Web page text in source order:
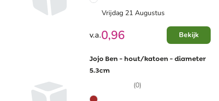
Vrijdag 21 Augustus
v.a.0,96 Bekijk
Jojo Ben - hout/katoen - diameter
5.3cm
(0)